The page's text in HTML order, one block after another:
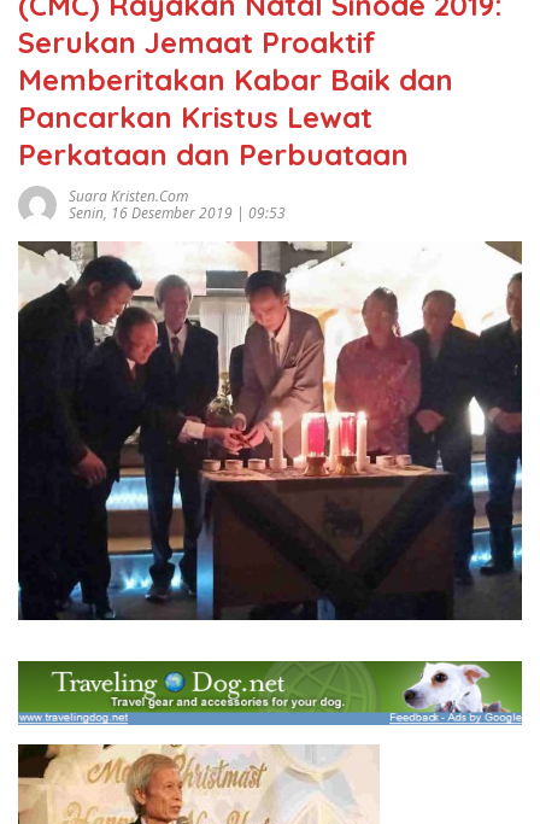
Serukan Jemaat Proaktif
Memberitakan Kabar Baik dan
Pancarkan Kristus Lewat
Perkataan dan Perbuataan
Suara Kristen.com
Senin, 16 Desember 2019 | 09:53